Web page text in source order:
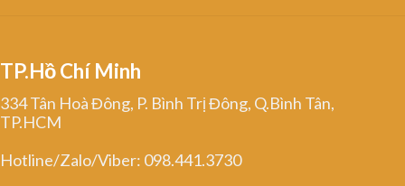
TP.Hồ Chí Minh
334 Tân Hoà Đông, P. Bình Trị Đông, Q.Bình Tân,
TP.HCM
Hotline/Zalo/Viber: 098.441.3730